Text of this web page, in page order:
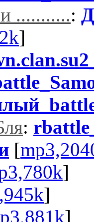
...........:
]
:
[
]
]
]